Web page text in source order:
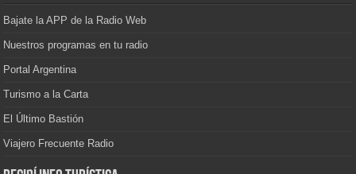
Bajate la APP de la Radio Web
Nuestros programas en tu radio
Portal Argentina
Turismo a la Carta
El Último Bastión
Viajero Frecuente Radio